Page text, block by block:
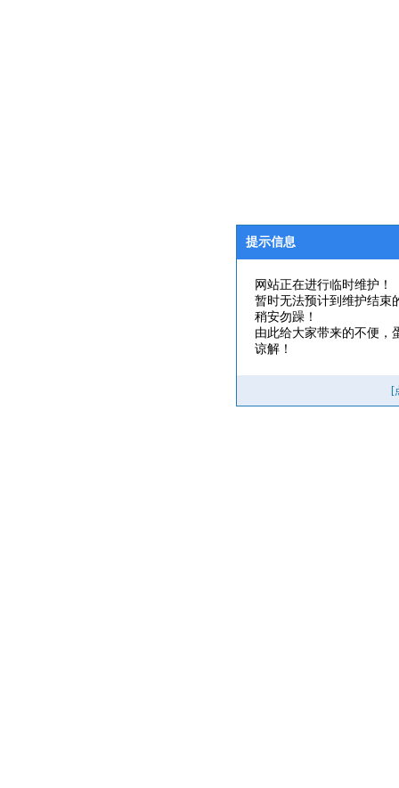
提示信息
网站正在进行临时维护！
暂时无法预计到维护结束
稍安勿躁！
由此给大家带来的不便，
谅解！
[